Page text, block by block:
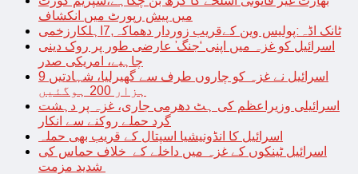
میں پیش رپورٹ میں انکشاف
ٹانک اڈہ:پولیس وین کےقریب زوردار دھماکہ,7اہلکارزخمی
اسرائیل کو غزہ میں اپنی ‘جنگ’ عارضی طور پر روک دینی
چاہیے، امریکی صدر
اسرائیل نے غزہ کو چاروں طرف سے گھیرلیا، شہادتیں 9
ہزار 200 ہوگئیں
اسرائیلی وزیراعظم کی ہٹ دھرمی جاری، غزہ پر دہشت
گرد حملے روکنے سے انکار
اسرائیل کا انڈونیشیا اسپتال کے قریب بھی حملہ
اسرائیل ٹینکوں کے غزہ میں داخلے کے خلاف حماس کی